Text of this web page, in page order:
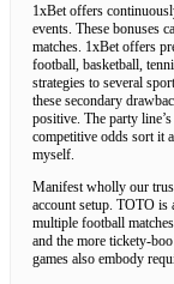
1xBet offers
events. These bonuses
matches. 1xBet offers
football, basketball,
strategies to several
these secondary
positive. The party
competitive odds sort it
myself.
Manifest wholly our
account setup. TOTO is
multiple football
and the more tickety-
games also embody